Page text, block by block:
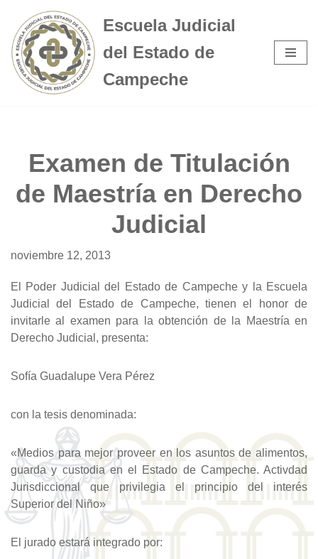
Saltar
al
contenido
Escuela Judicial
del Estado de
Campeche
Examen de Titulación
de Maestría en Derecho
Judicial
noviembre 12, 2013
El Poder Judicial del Estado de Campeche y la Escuela
Judicial del Estado de Campeche, tienen el honor de
invitarle al examen para la obtención de la Maestría en
Derecho Judicial, presenta:
Sofía Guadalupe Vera Pérez
con la tesis denominada:
«Medios para mejor proveer en los asuntos de alimentos,
guarda y custodia en el Estado de Campeche. Activdad
Jurisdiccional que privilegia el principio del interés
Superior del Niño»
El jurado estará integrado por: